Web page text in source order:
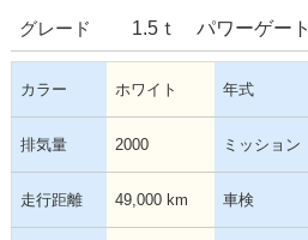
グレード 1.5ｔ パワーゲート
カラー ホワイト 年式
排気量 2000 ミッション
走行距離 49,000 km 車検